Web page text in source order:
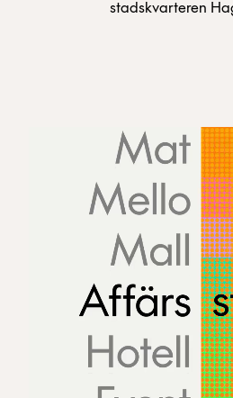
stadskvarteren